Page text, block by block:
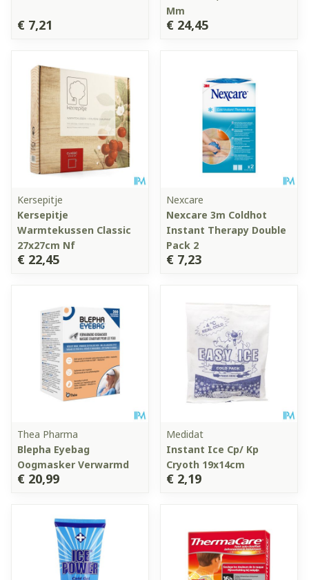
€ 7,21
Mm
€ 24,45
Kersepitje
Kersepitje
Warmtekussen Classic
27x27cm Nf
€ 22,45
Nexcare
Nexcare 3m Coldhot
Instant Therapy Double
Pack 2
€ 7,23
Thea Pharma
Blepha Eyebag
Oogmasker Verwarmd
€ 20,99
Medidat
Instant Ice Cp/ Kp
Cryoth 19x14cm
€ 2,19